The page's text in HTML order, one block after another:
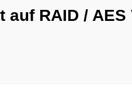
RAID /